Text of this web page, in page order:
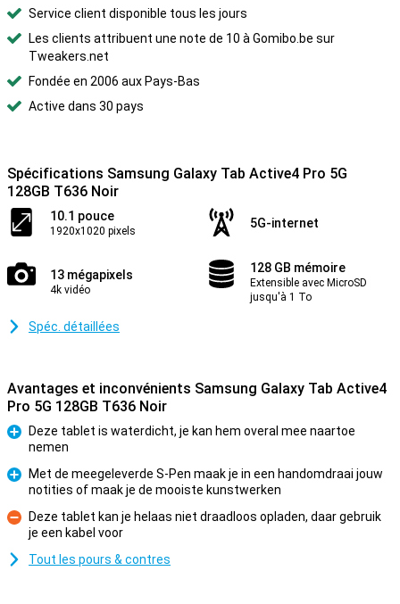
Service client disponible tous les jours
Les clients attribuent une note de 10 à Gomibo.be sur
Tweakers.net
Fondée en 2006 aux Pays-Bas
Active dans 30 pays
Spécifications Samsung Galaxy Tab Active4 Pro 5G
128GB T636 Noir
10.1 pouce
1920x1020 pixels
5G-internet
13 mégapixels
4k vidéo
128 GB mémoire
Extensible avec MicroSD
jusqu'à 1 To
Spéc. détaillées
Avantages et inconvénients Samsung Galaxy Tab Active4
Pro 5G 128GB T636 Noir
Pour
Deze tablet is waterdicht, je kan hem overal mee naartoe
nemen
Pour
Met de meegeleverde S-Pen maak je in een handomdraai jouw
notities of maak je de mooiste kunstwerken
Contre
Deze tablet kan je helaas niet draadloos opladen, daar gebruik
je een kabel voor
Tout les pours & contres